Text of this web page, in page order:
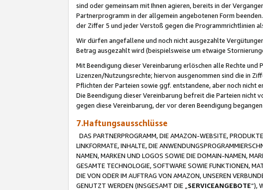
sind oder gemeinsam mit Ihnen agieren, bereits in der
Partnerprogramm in der allgemein angebotenen Form
der Ziffer 5 und jeder Verstoß gegen die Programmrichtlinien
Wir dürfen angefallene und noch nicht ausgezahlte
Betrag ausgezahlt wird (beispielsweise um etwaige
Mit Beendigung dieser Vereinbarung erlöschen alle Rechte
Lizenzen/Nutzungsrechte; hiervon ausgenommen sind die in
Pflichten der Parteien sowie ggf. entstandene, aber noch nicht
Die Beendigung dieser Vereinbarung befreit die Parteien nicht
gegen diese Vereinbarung, der vor deren Beendigung
7.Haftungsausschlüsse
DAS PARTNERPROGRAMM, DIE AMAZON-WEBSITE,
LINKFORMATE, INHALTE, DIE
NAMEN, MARKEN UND LOGOS SOWIE DIE DOMAIN-NAMEN,
GESAMTE TECHNOLOGIE, SOFTWARE SOWIE FUNKTIONEN,
DIE VON ODER IM AUFTRAG VON AMAZON, UNSEREN
GENUTZT WERDEN (INSGESAMT DIE „ SERVICEANGEBOTE“),